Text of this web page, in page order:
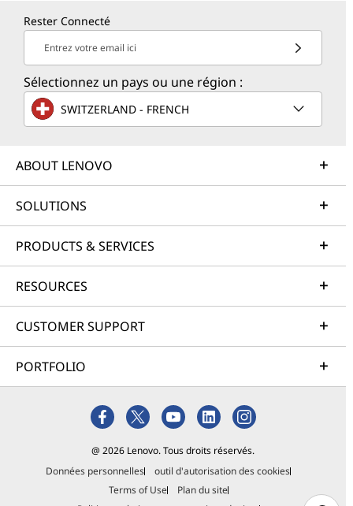
Rester Connecté
Entrez votre email ici
Sélectionnez un pays ou une région :
SWITZERLAND - FRENCH
ABOUT LENOVO
SOLUTIONS
PRODUCTS & SERVICES
RESOURCES
CUSTOMER SUPPORT
PORTFOLIO
@ 2026 Lenovo. Tous droits réservés.
Données personnelles
outil d'autorisation des cookies
Terms of Use
Plan du site